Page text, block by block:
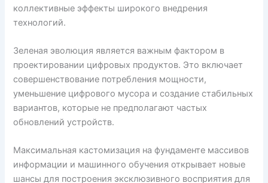
коллективные эффекты широкого внедрения
технологий.
Зеленая эволюция является важным фактором в
проектировании цифровых продуктов. Это включает
совершенствование потребления мощности,
уменьшение цифрового мусора и создание стабильных
вариантов, которые не предполагают частых
обновлений устройств.
Максимальная кастомизация на фундаменте массивов
информации и машинного обучения открывает новые
шансы для построения эксклюзивного восприятия для